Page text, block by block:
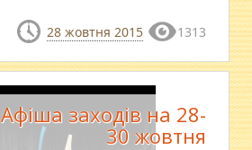
28 жовтня 2015 1313
Афіша заходів на 28-
30 жовтня